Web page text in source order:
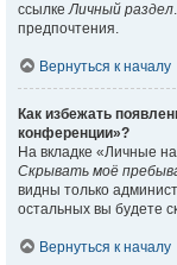
ссылкеЛичный раздел
предпочтения.
Вернуться к началу
Как избежать
конференции»?
На вкладке «Личные
Скрывать моё
видны только
остальных вы будете
Вернуться к началу